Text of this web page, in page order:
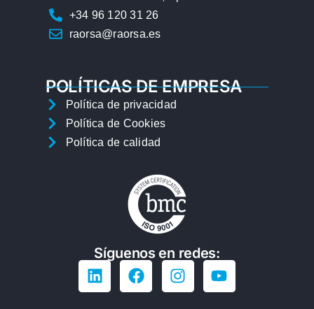
+34 96 120 31 26
raorsa@raorsa.es
POLÍTICAS DE EMPRESA
Política de privacidad
Política de Cookies
Política de calidad
Síguenos en redes: